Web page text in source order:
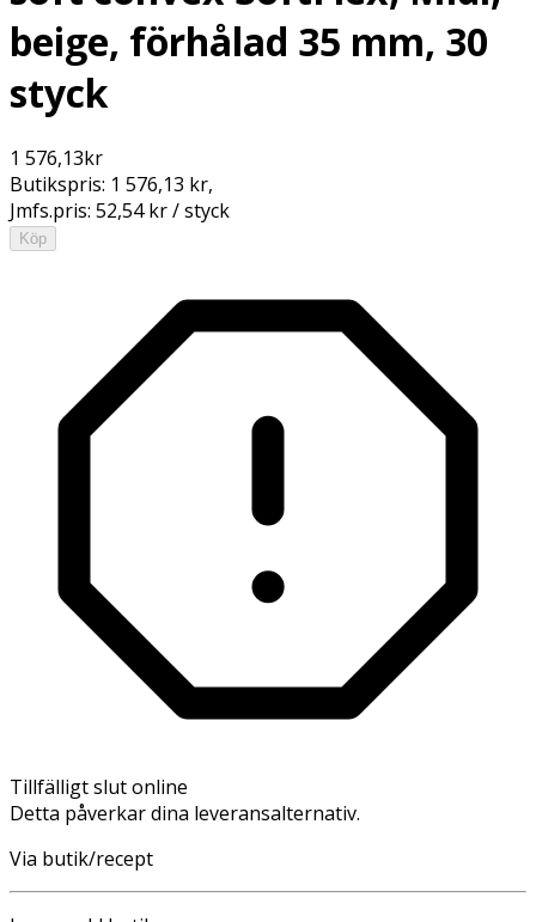
beige, förhålad 35 mm, 30
styck
1 576,13kr
Butikspris: 1 576,13 kr,
Jmfs.pris: 52,54 kr / styck
Köp
Tillfälligt slut online
Detta påverkar dina leveransalternativ.
Via butik/recept